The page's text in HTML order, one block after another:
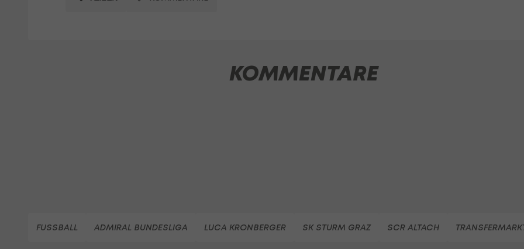
KOMMENTARE
FUSSBALL ADMIRAL BUNDESLIGA LUCA KRONBERGER SK STURM GRAZ SCR ALTACH